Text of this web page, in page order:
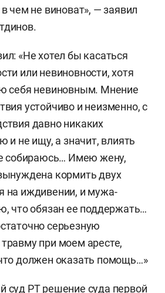
чем не виноват», — заявил
«Не хотел бы касаться
или невиновности, хотя
себя невиновным. Мнение
устойчиво и неизменно, с
давно никаких
и не ищу, а значит, влиять
собираюсь… Имею жену,
кормить двух
на иждивении, и мужа-
что обязан ее поддержать…
серьезную
при моем аресте,
должен оказать помощь…»
суд РТ решение суда первой